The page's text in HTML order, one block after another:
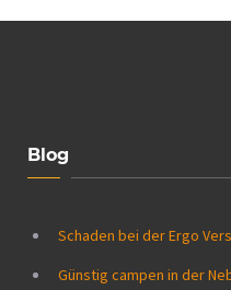
Blog
Schaden bei der Ergo
Günstig campen in der